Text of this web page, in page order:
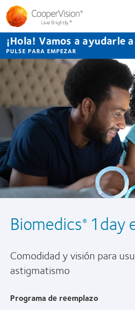
Pasar
contenido
principal
¡Hola! Vamos a ayudarle
PULSE PARA EMPEZAR
Biomedics®1day
Comodidad y visión para
astigmatismo
Programa de reemplazo